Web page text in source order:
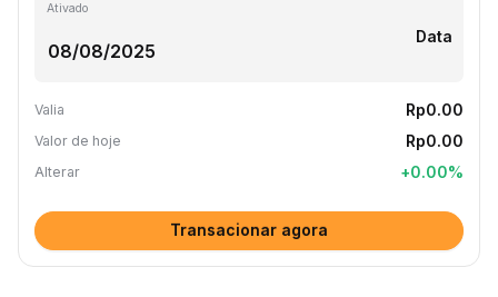
Ativado
Data
Valia Rp0.00
Valor de hoje Rp0.00
Alterar +0.00%
Transacionar agora